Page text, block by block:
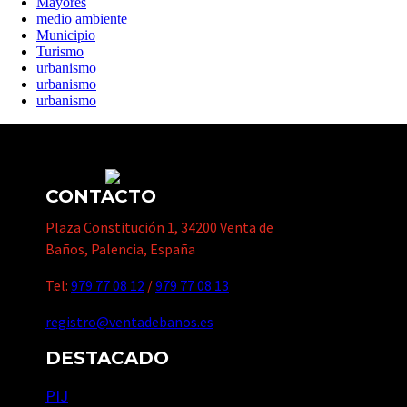
medio ambiente
Municipio
Turismo
urbanismo
urbanismo
urbanismo
CONTACTO
Plaza Constitución 1, 34200 Venta de
Baños, Palencia, España
Tel: 979 77 08 12 /979 77 08 13
registro@ventadebanos.es
DESTACADO
PIJ